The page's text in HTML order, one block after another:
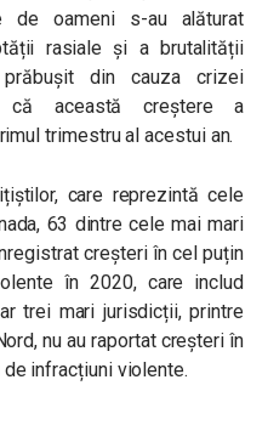
de oameni s-au alăturat
rasiale și a brutalității
din cauza crizei
că această creștere a
trimestru al acestui an.
care reprezintă cele
63 dintre cele mai mari
creșteri în cel puțin
în 2020, care includ
trei mari jurisdicții, printre
nu au raportat creșteri în
infracțiuni violente.